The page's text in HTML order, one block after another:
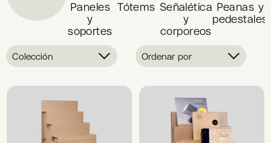
Paneles
y
soportes
Tótems Señalética
y
corporeos
Peanas y
pedestales
Colección Ordenar por